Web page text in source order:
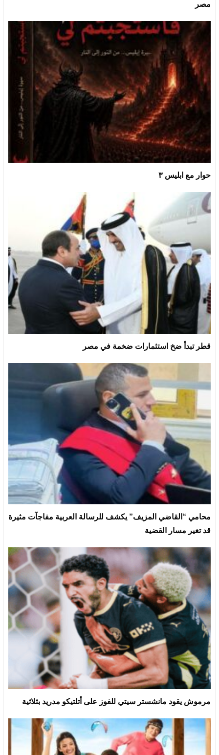
مصر
حوار مع ابليس ٣
قطر تبدأ ضخ استثمارات ضخمة في مصر
محامي “القاضي المزيف” يكشف للرسالة العربية مفاجآت مثيرة
قد تغير مسار القضية
مرموش يقود مانشستر سيتي للفوز على أتلتيكو مدريد بثلاثية